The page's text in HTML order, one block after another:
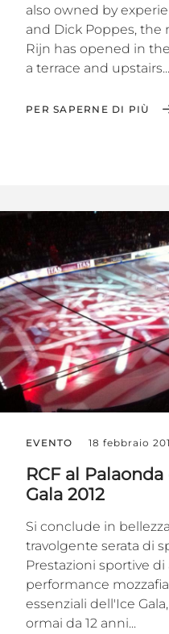
also owned by
and Dick Poppes, the
Rijn has opened in
a terrace and upstairs...
PER SAPERNE DI PIÙ
EVENTO 18 febbraio
RCF al
Gala 2012
Si conclude in
travolgente serata di
Prestazioni sportive
performance
essenziali dell'Ice
ormai da 12 anni...